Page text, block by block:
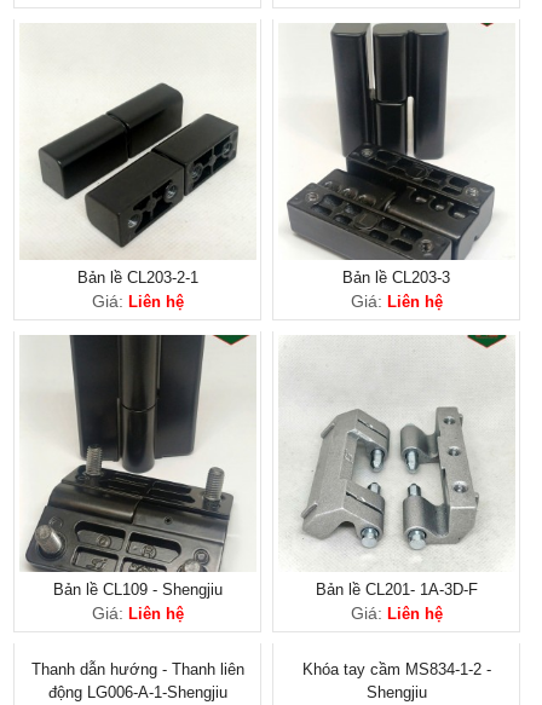
Bản lề CL203-2-1
Giá: Liên hệ
Bản lề CL203-3
Giá: Liên hệ
Bản lề CL109 - Shengjiu
Giá: Liên hệ
Bản lề CL201- 1A-3D-F
Giá: Liên hệ
Thanh dẫn hướng - Thanh liên
động LG006-A-1-Shengjiu
Khóa tay cầm MS834-1-2 -
Shengjiu